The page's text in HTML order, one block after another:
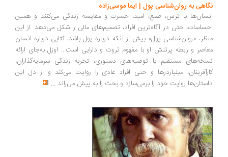
به روان‌شناسی پول | ایما موسی‌زاده
با ترس، طمع، امید، حسرت و مقایسه زندگی می‌کنند و همین
حتی در آگاه‌ترین افراد، تصمیم‌های مالی را شکل می‌دهد. از این
«روان‌شناسی پول» بیش از آنکه درباره پول باشد، کتابی درباره انسان
و رابطه پرتنش او با مفهوم ثروت و دارایی است... اوزل به‌جای ارائه
مستقیم یا توصیه‌های دستوری، تجربه زندگی سرمایه‌گذاران،
میلیاردرها و حتی افراد عادی را روایت می‌کند و از دل این
روایت خود را برمی‌سازد و بحث را به پیش می‌راند ...